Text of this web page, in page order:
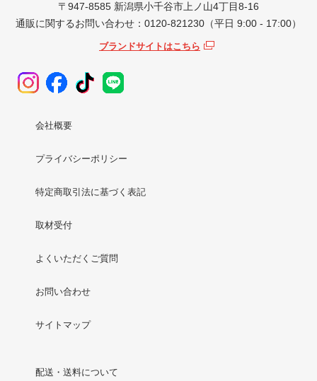
〒947-8585 新潟県小千谷市上ノ山4丁目8-16
通販に関するお問い合わせ：0120-821230（平日 9:00 - 17:00）
ブランドサイトはこちら
会社概要
プライバシーポリシー
特定商取引法に基づく表記
取材受付
よくいただくご質問
お問い合わせ
サイトマップ
配送・送料について